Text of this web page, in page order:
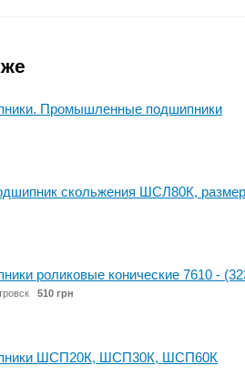
Промышленные подшипники
скольжения ШСЛ80К,
роликовые конические 7610 -
510 грн
ШСП20К, ШСП30К, ШСП60К